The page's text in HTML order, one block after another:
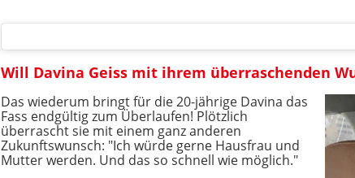
Will Davina Geiss mit ihrem überraschenden
Das wiederum bringt für die 20-jährige Davina das
Fass endgültig zum Überlaufen! Plötzlich
überrascht sie mit einem ganz anderen
Zukunftswunsch: "Ich würde gerne Hausfrau und
Mutter werden. Und das so schnell wie möglich."